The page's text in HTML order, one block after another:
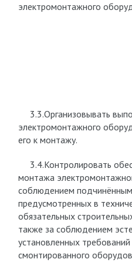
электромонтажного
3.3.Организовывать
электромонтажного
его к монтажу.
3.4.Контролировать
монтажа
соблюдением
предусмотренных в
обязательных
также за соблюдением
установленных
смонтированного